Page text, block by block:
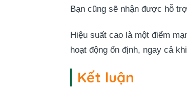
Bạn cũng sẽ nhận được hỗ
Hiệu suất cao là một điểm
hoạt động ổn định, ngay cả
Kết luận